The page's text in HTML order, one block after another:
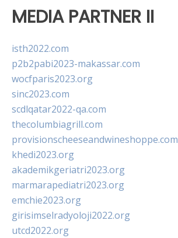
MEDIA PARTNER II
isth2022.com
p2b2pabi2023-makassar.com
wocfparis2023.org
sinc2023.com
scdlqatar2022-qa.com
thecolumbiagrill.com
provisionscheeseandwineshoppe.com
khedi2023.org
akademikgeriatri2023.org
marmarapediatri2023.org
emchie2023.org
girisimselradyoloji2022.org
utcd2022.org